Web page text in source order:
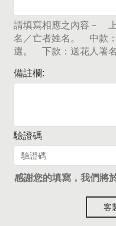
請填寫相應之內容－
名／亡者姓名。 中款
選。 下款：送花人署名
備註欄:
驗證碼
感謝您的填寫，我們將
客